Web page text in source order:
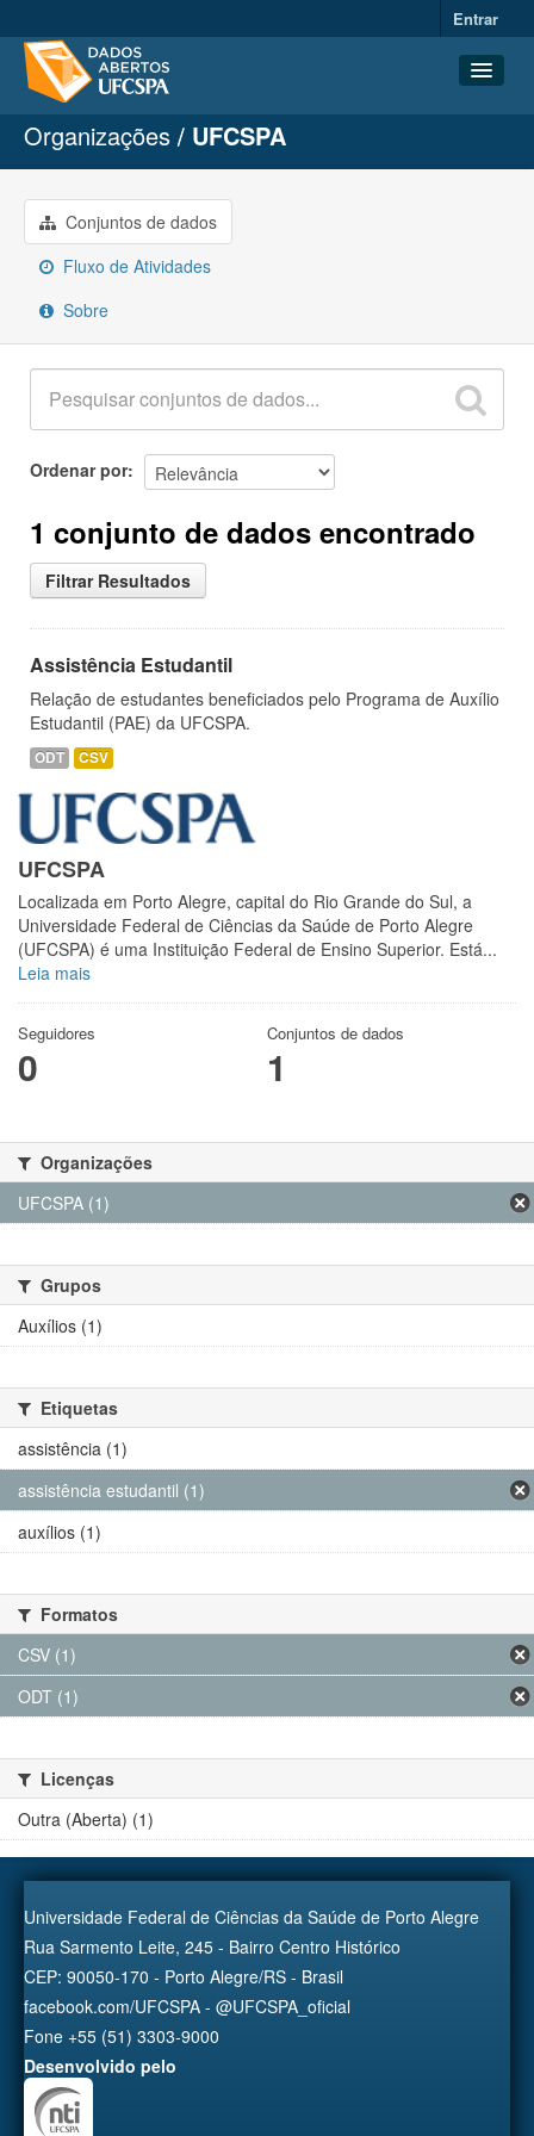
Entrar
Conjuntos de dados
Organizações
Grupos
Sobre
Organizações UFCSPA
Conjuntos de dados
Fluxo de Atividades
Sobre
Ordenar por
1 conjunto de dados encontrado
Filtrar Resultados
Assistência Estudantil
Relação de estudantes beneficiados pelo Programa de Auxílio
Estudantil (PAE) da UFCSPA.
ODT CSV
UFCSPA
Localizada em Porto Alegre, capital do Rio Grande do Sul, a
Universidade Federal de Ciências da Saúde de Porto Alegre
(UFCSPA) é uma Instituição Federal de Ensino Superior. Está...
Leia mais
Seguidores
0
Conjuntos de dados
1
Organizações
UFCSPA (1)
Grupos
Auxílios (1)
Etiquetas
assistência (1)
assistência estudantil (1)
auxílios (1)
Formatos
CSV (1)
ODT (1)
Licenças
Outra (Aberta) (1)
Universidade Federal de Ciências da Saúde de Porto Alegre
Rua Sarmento Leite, 245 - Bairro Centro Histórico
CEP: 90050-170 - Porto Alegre/RS - Brasil
facebook.com/UFCSPA - @UFCSPA_oficial
Fone +55 (51) 3303-9000
Desenvolvido pelo